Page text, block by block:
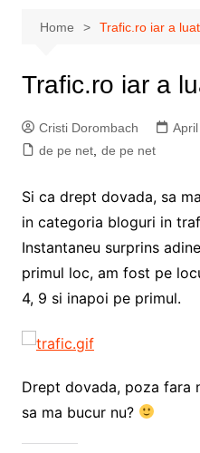
Home Trafic.ro iar a
Trafic.ro iar a
Cristi Dorombach
de pe net, de pe net
Si ca drept dovada, sa
in categoria bloguri in
Instantaneu surprins
primul loc, am fost pe
4, 9 si inapoi pe primul.
Drept dovada, poza fara
sa ma bucur nu?